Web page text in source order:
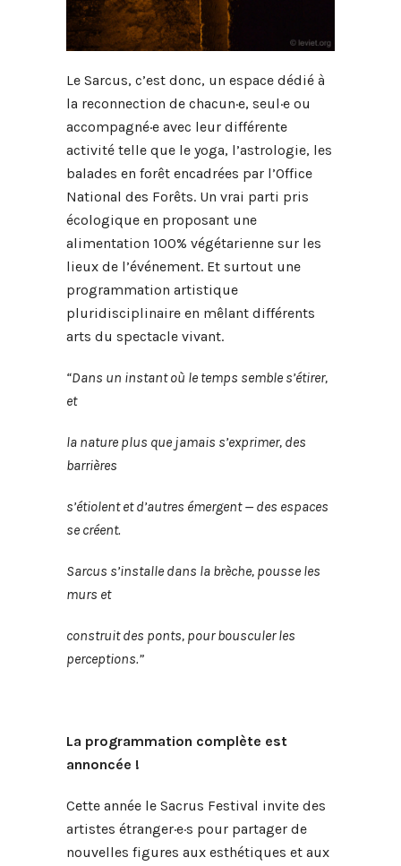
Le Sarcus, c’est donc, un espace dédié à
la reconnection de chacun·e, seul·e ou
accompagné·e avec leur différente
activité telle que le yoga, l’astrologie, les
balades en forêt encadrées par l’Office
National des Forêts. Un vrai parti pris
écologique en proposant une
alimentation 100% végétarienne sur les
lieux de l’événement. Et surtout une
programmation artistique
pluridisciplinaire en mêlant différents
arts du spectacle vivant.
“Dans un instant où le temps semble s’étirer,
et
la nature plus que jamais s’exprimer, des
barrières
s’étiolent et d’autres émergent — des espaces
se créent.
Sarcus s’installe dans la brèche, pousse les
murs et
construit des ponts, pour bousculer les
perceptions.”
La programmation complète est
annoncée !
Cette année le Sacrus Festival invite des
artistes étranger·e·s pour partager de
nouvelles figures aux esthétiques et aux